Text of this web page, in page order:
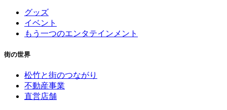
グッズ
イベント
もう一つのエンタテインメント
街の世界
松竹と街のつながり
不動産事業
直営店舗